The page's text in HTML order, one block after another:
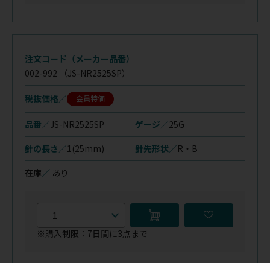
注文コード（メーカー品番）
002-992 （JS-NR2525SP）
税抜価格 会員特価
品番／JS-NR2525SP ゲージ／25G
針の長さ／1(25mm) 針先形状／R・B
在庫 ／ あり
※購入制限：7日間に3点まで